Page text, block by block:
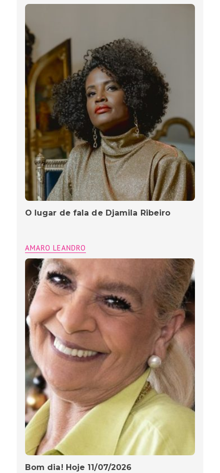
O lugar de fala de Djamila Ribeiro
AMARO LEANDRO
Bom dia! Hoje 11/07/2026